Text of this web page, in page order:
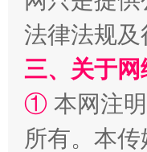
法律法规
三、关于网
① 本网注
所有。本